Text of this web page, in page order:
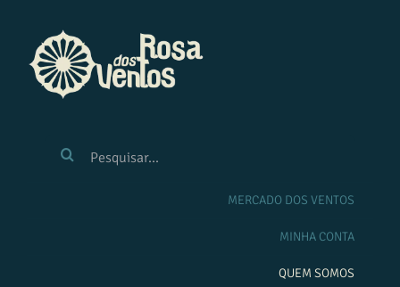
conteúdo
RESULTADOS
MERCADO DOS VENTOS
MINHA CONTA
QUEM SOMOS